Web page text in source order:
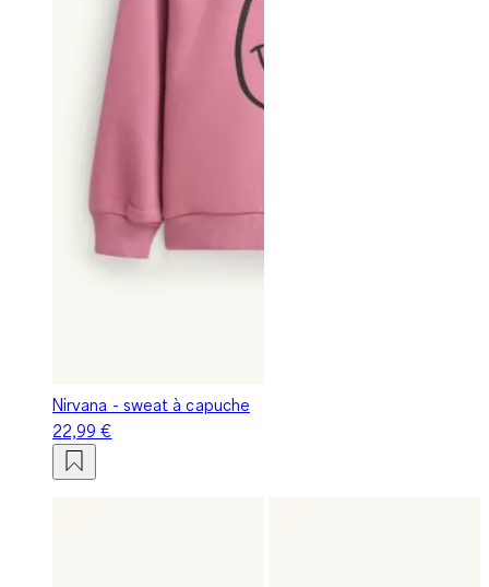
Nirvana - sweat à capuche
22,99 €